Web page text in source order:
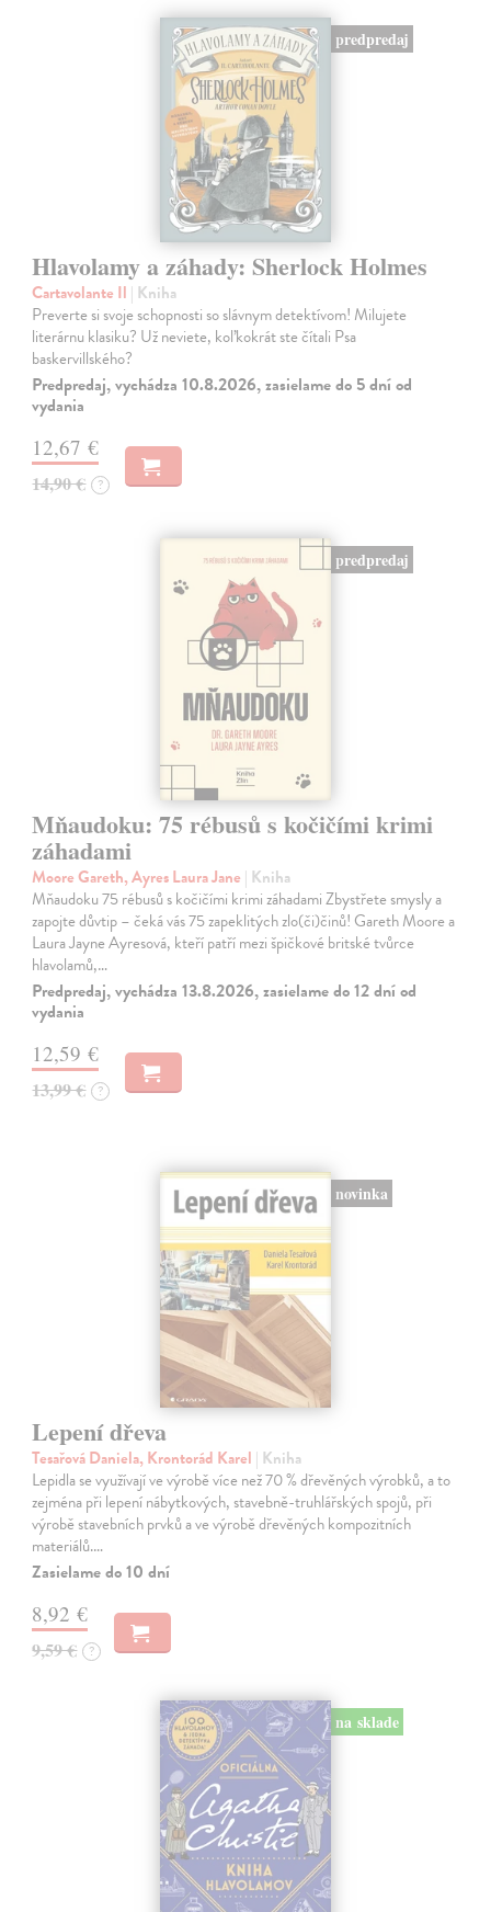
predpredaj
Hlavolamy a záhady: Sherlock Holmes
Cartavolante Il | Kniha
Preverte si svoje schopnosti so slávnym detektívom! Milujete
literárnu klasiku? Už neviete, koľkokrát ste čítali Psa
baskervillského?
Predpredaj, vychádza 10.8.2026, zasielame do 5 dní od
vydania
12,67 €
14,90 € ?
predpredaj
Mňaudoku: 75 rébusů s kočičími krimi
záhadami
Moore Gareth, Ayres Laura Jane | Kniha
Mňaudoku 75 rébusů s kočičími krimi záhadami Zbystřete smysly a
zapojte důvtip – čeká vás 75 zapeklitých zlo(či)činů! Gareth Moore a
Laura Jayne Ayresová, kteří patří mezi špičkové britské tvůrce
hlavolamů,…
Predpredaj, vychádza 13.8.2026, zasielame do 12 dní od
vydania
12,59 €
13,99 € ?
novinka
Lepení dřeva
Tesařová Daniela, Krontorád Karel | Kniha
Lepidla se využívají ve výrobě více než 70 % dřevěných výrobků, a to
zejména při lepení nábytkových, stavebně-truhlářských spojů, při
výrobě stavebních prvků a ve výrobě dřevěných kompozitních
materiálů.…
Zasielame do 10 dní
8,92 €
9,59 € ?
na sklade